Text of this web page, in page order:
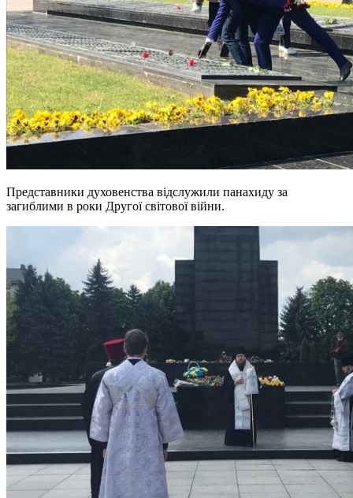
Представники духовенства відслужили панахиду за
загиблими в роки Другої світової війни.